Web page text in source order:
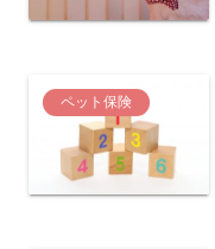
ペット保険